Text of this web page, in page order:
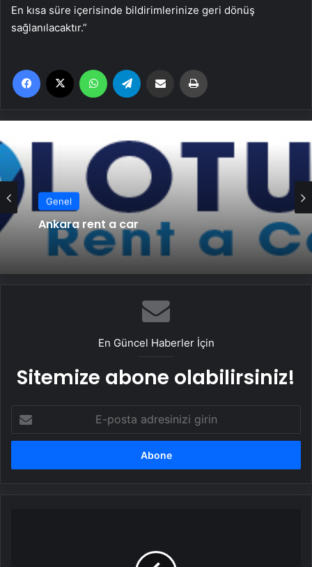
En kısa süre içerisinde bildirimlerinize geri dönüş
sağlanılacaktır.”
Facebook WhatsApp Email'den paylaş
Genel
Ankara rent a car
En Güncel Haberler İçin
Sitemize abone olabilirsiniz!
posta
adresinizi